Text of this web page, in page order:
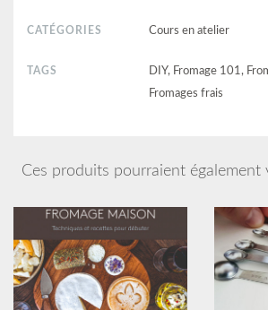
CATÉGORIES Cours en atelier
TAGS
DIY, Fromage 101,
Fromages frais
Ces produits pourraient également